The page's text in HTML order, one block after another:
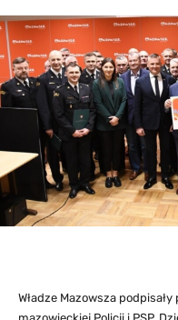
Władze Mazowsza